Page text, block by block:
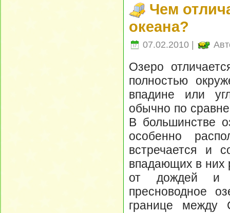
Чем
океана?
07.02.2010 |
Озеро
полностью
впадине или
обычно по
В большинстве
особенно
встречается и
впадающих в них
от дождей и
пресноводное
границе между